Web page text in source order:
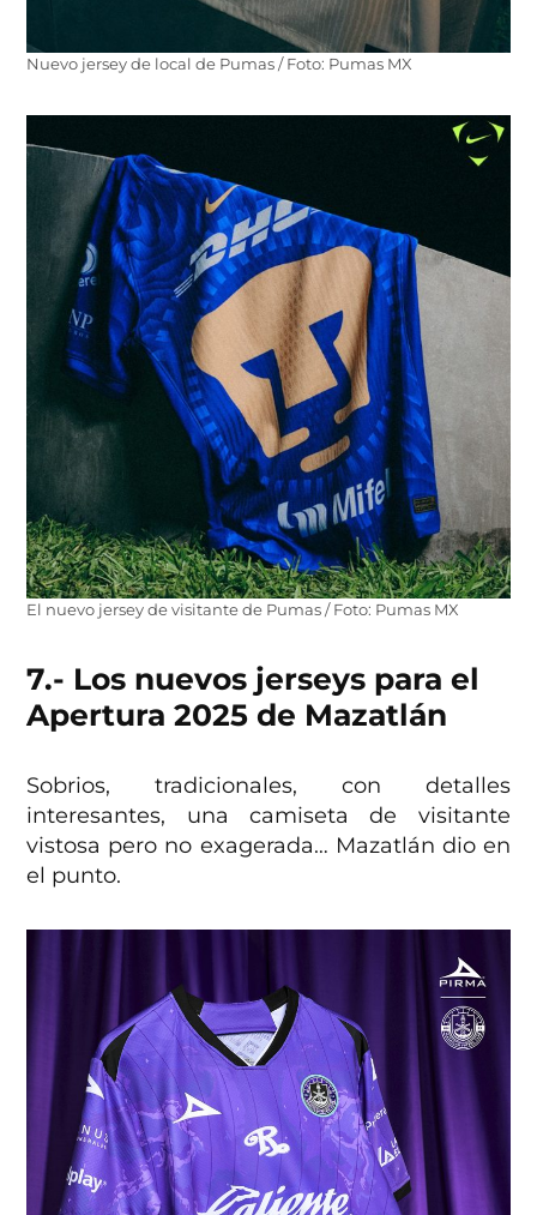
Nuevo jersey de local de Pumas / Foto: Pumas MX
El nuevo jersey de visitante de Pumas / Foto: Pumas MX
7.- Los nuevos jerseys para el
Apertura 2025 de Mazatlán
Sobrios, tradicionales, con detalles
interesantes, una camiseta de visitante
vistosa pero no exagerada… Mazatlán dio en
el punto.